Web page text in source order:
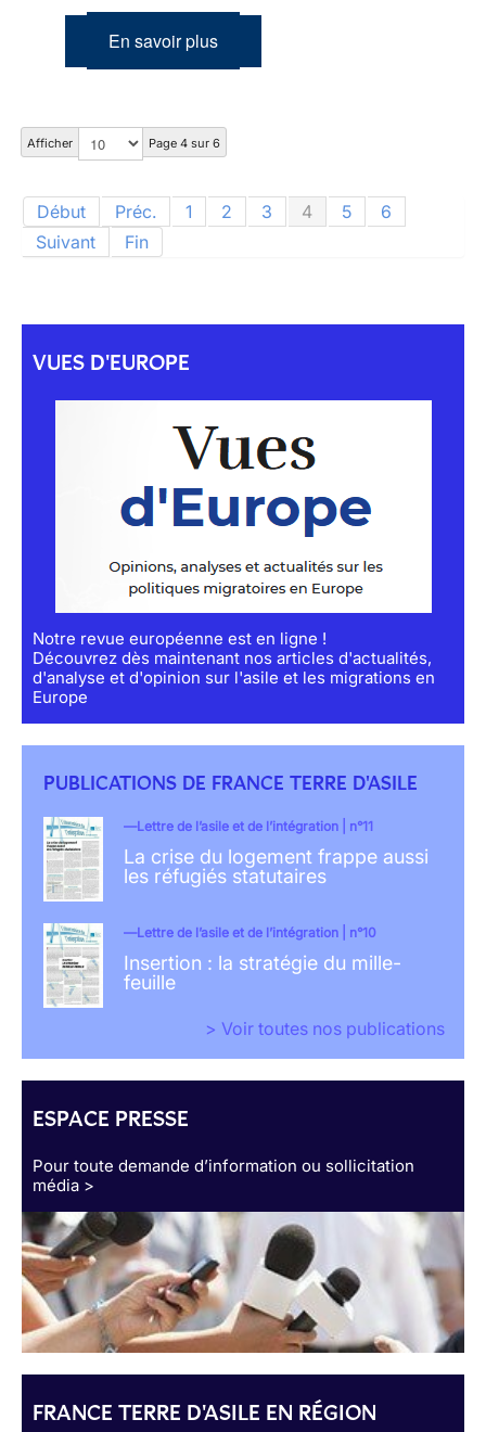
En savoir plus
Afficher Page 4 sur 6
Début Préc. 1 2 3 4 5
6
Suivant
Fin
VUES D'EUROPE
Notre revue européenne est en ligne !
Découvrez dès maintenant nos articles d'actualités,
d'analyse et d'opinion sur l'asile et les migrations en
Europe
PUBLICATIONS DE FRANCE TERRE D'ASILE
Lettre de l’asile et de l’intégration | n°11
La crise du logement frappe aussi
les réfugiés statutaires
Lettre de l’asile et de l’intégration | n°10
Insertion : la stratégie du mille-
feuille
> Voir toutes nos publications
ESPACE PRESSE
Pour toute demande d’information ou sollicitation
média >
FRANCE TERRE D'ASILE EN RÉGION